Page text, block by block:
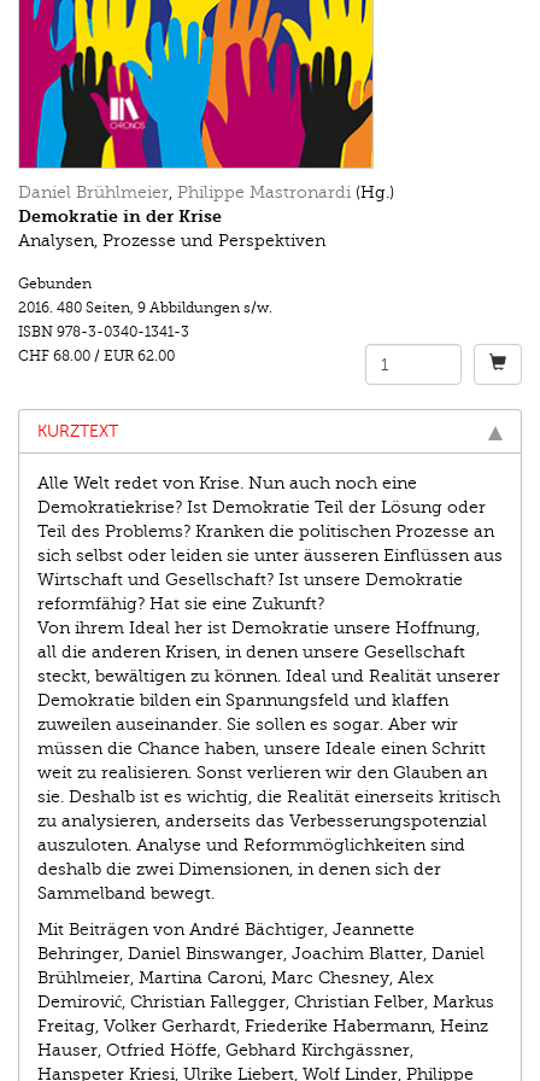
Daniel Brühlmeier, Philippe Mastronardi (Hg.)
Demokratie in der Krise
Analysen, Prozesse und Perspektiven
Gebunden
2016. 480 Seiten, 9 Abbildungen s/w.
ISBN 978-3-0340-1341-3
CHF 68.00 / EUR 62.00
KURZTEXT
Alle Welt redet von Krise. Nun auch noch eine
Demokratiekrise? Ist Demokratie Teil der Lösung oder
Teil des Problems? Kranken die politischen Prozesse an
sich selbst oder leiden sie unter äusseren Einflüssen aus
Wirtschaft und Gesellschaft? Ist unsere Demokratie
reformfähig? Hat sie eine Zukunft?
Von ihrem Ideal her ist Demokratie unsere Hoffnung,
all die anderen Krisen, in denen unsere Gesellschaft
steckt, bewältigen zu können. Ideal und Realität unserer
Demokratie bilden ein Spannungsfeld und klaffen
zuweilen auseinander. Sie sollen es sogar. Aber wir
müssen die Chance haben, unsere Ideale einen Schritt
weit zu realisieren. Sonst verlieren wir den Glauben an
sie. Deshalb ist es wichtig, die Realität einerseits kritisch
zu analysieren, anderseits das Verbesserungspotenzial
auszuloten. Analyse und Reformmöglichkeiten sind
deshalb die zwei Dimensionen, in denen sich der
Sammelband bewegt.
Mit Beiträgen von André Bächtiger, Jeannette
Behringer, Daniel Binswanger, Joachim Blatter, Daniel
Brühlmeier, Martina Caroni, Marc Chesney, Alex
Demirović, Christian Fallegger, Christian Felber, Markus
Freitag, Volker Gerhardt, Friederike Habermann, Heinz
Hauser, Otfried Höffe, Gebhard Kirchgässner,
Hanspeter Kriesi, Ulrike Liebert, Wolf Linder, Philippe